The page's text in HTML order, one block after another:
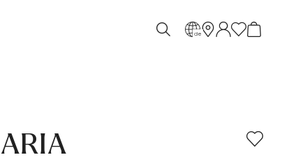
de
ARIA